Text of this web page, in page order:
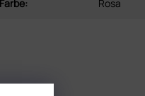
Farbe: Rosa